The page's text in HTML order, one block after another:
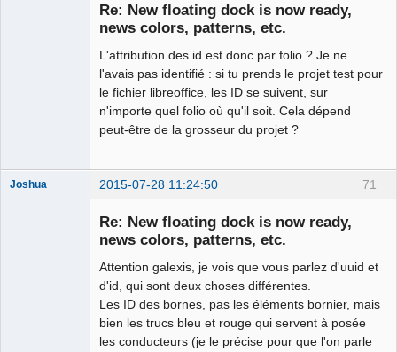
Re: New floating dock is now ready,
news colors, patterns, etc.
L'attribution des id est donc par folio ? Je ne
l'avais pas identifié : si tu prends le projet test pour
le fichier libreoffice, les ID se suivent, sur
n'importe quel folio où qu'il soit. Cela dépend
peut-être de la grosseur du projet ?
71
Joshua 2015-07-28 11:24:50
Re: New floating dock is now ready,
news colors, patterns, etc.
Attention galexis, je vois que vous parlez d'uuid et
d'id, qui sont deux choses différentes.
Les ID des bornes, pas les éléments bornier, mais
bien les trucs bleu et rouge qui servent à posée
les conducteurs (je le précise pour que l'on parle